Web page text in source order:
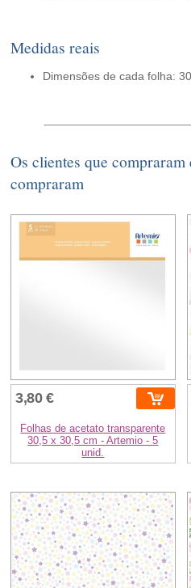
Medidas reais
Dimensões de cada folha:
Os clientes que
compraram
3,80 €
Folhas de acetato transparente
30,5 x 30,5 cm - Artemio - 5
unid.